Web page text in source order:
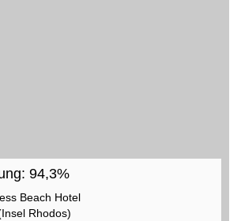
94,3%
Beach Hotel
Rhodos)